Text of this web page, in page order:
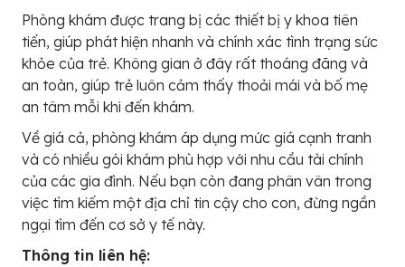
Phòng khám được trang bị các thiết bị y khoa tiên
tiến, giúp phát hiện nhanh và chính xác tình trạng sức
khỏe của trẻ. Không gian ở đây rất thoáng đãng và
an toàn, giúp trẻ luôn cảm thấy thoải mái và bố mẹ
an tâm mỗi khi đến khám.
Về giá cả, phòng khám áp dụng mức giá cạnh tranh
và có nhiều gói khám phù hợp với nhu cầu tài chính
của các gia đình. Nếu bạn còn đang phân vân trong
việc tìm kiếm một địa chỉ tin cậy cho con, đừng ngần
ngại tìm đến cơ sở y tế này.
Thông tin liên hệ: